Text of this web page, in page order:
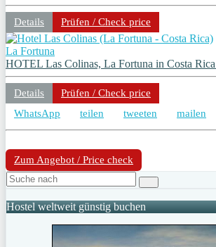
Details Prüfen / Check price
La Fortuna
HOTEL Las Colinas, La Fortuna in Costa Rica
Details
Prüfen / Check price
WhatsApp
teilen tweeten mailen
Zum Angebot / Price check
Hostel weltweit günstig buchen